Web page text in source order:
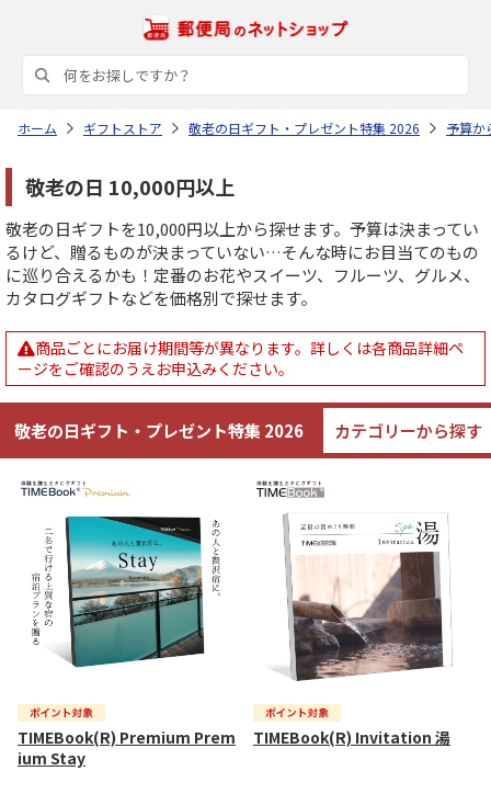
ホーム ギフトストア 敬老の日ギフト・プレゼント特集 2026 予算か
敬老の日 10,000円以上
敬老の日ギフトを10,000円以上から探せます。予算は決まってい
るけど、贈るものが決まっていない…そんな時にお目当てのもの
に巡り合えるかも！定番のお花やスイーツ、フルーツ、グルメ、
カタログギフトなどを価格別で探せます。
商品ごとにお届け期間等が異なります。詳しくは各商品詳細ペ
ージをご確認のうえお申込みください。
敬老の日ギフト・プレゼント特集 2026 カテゴリーから探す
TIMEBook(R) Premium Prem
ium Stay
TIMEBook(R) Invitation 湯